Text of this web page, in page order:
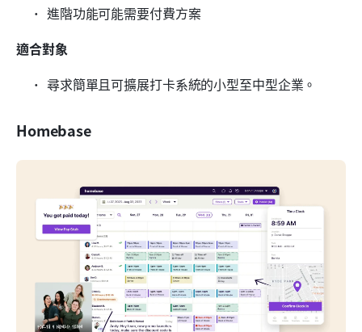
進階功能可能需要付費方案
適合對象
尋求簡單且可擴展打卡系統的小型至中型企業。
Homebase